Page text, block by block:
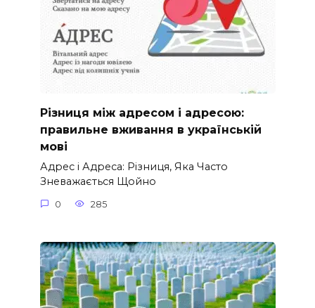
Різниця між адресом і адресою:
правильне вживання в українській
мові
Адрес і Адреса: Різниця, Яка Часто
Зневажається Щойно
0 285